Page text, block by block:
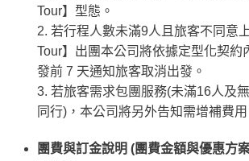
Tour】型態。
2. 若行程人數未滿9人且旅客不同意
Tour】出團本公司將依據定型化契約
發前 7 天通知旅客取消出發。
3. 若旅客需求包團服務(未滿16人及
同行)，本公司將另外告知需增補費用
團費與訂金說明 (團費金額與優惠方